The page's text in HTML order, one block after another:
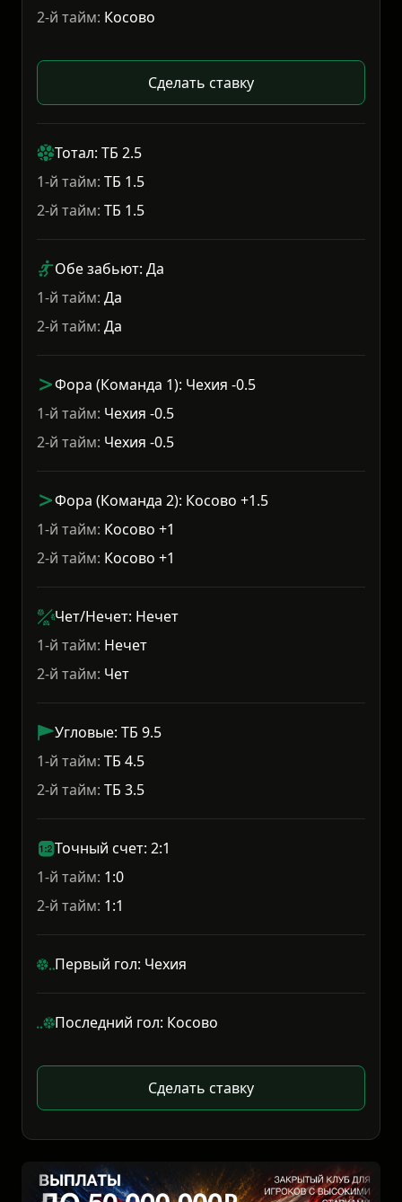
2-й тайм: Косово
Сделать ставку
Тотал: ТБ 2.5
1-й тайм: ТБ 1.5
2-й тайм: ТБ 1.5
Обе забьют: Да
1-й тайм: Да
2-й тайм: Да
Фора (Команда 1): Чехия -0.5
1-й тайм: Чехия -0.5
2-й тайм: Чехия -0.5
Фора (Команда 2): Косово +1.5
1-й тайм: Косово +1
2-й тайм: Косово +1
Чет/Нечет: Нечет
1-й тайм: Нечет
2-й тайм: Чет
Угловые: ТБ 9.5
1-й тайм: ТБ 4.5
2-й тайм: ТБ 3.5
Точный счет: 2:1
1-й тайм: 1:0
2-й тайм: 1:1
Первый гол: Чехия
Последний гол: Косово
Сделать ставку